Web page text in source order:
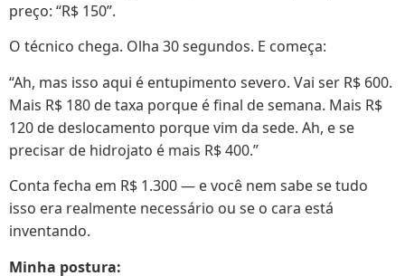
preço: “R$ 150”.
O técnico chega. Olha 30 segundos. E começa:
“Ah, mas isso aqui é entupimento severo. Vai ser R$ 600.
Mais R$ 180 de taxa porque é final de semana. Mais R$
120 de deslocamento porque vim da sede. Ah, e se
precisar de hidrojato é mais R$ 400.”
Conta fecha em R$ 1.300 — e você nem sabe se tudo
isso era realmente necessário ou se o cara está
inventando.
Minha postura: